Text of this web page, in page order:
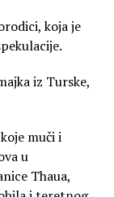
koja je
iz Turske,
muči i
u
Thaua,